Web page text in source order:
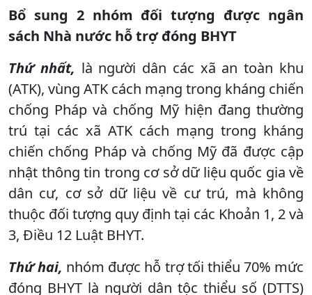
Bổ sung 2 nhóm đối tượng được ngân
sách Nhà nước hỗ trợ đóng BHYT
Thứ nhất, là người dân các xã an toàn khu
(ATK), vùng ATK cách mạng trong kháng chiến
chống Pháp và chống Mỹ hiện đang thường
trú tại các xã ATK cách mạng trong kháng
chiến chống Pháp và chống Mỹ đã được cập
nhật thông tin trong cơ sở dữ liệu quốc gia về
dân cư, cơ sở dữ liệu về cư trú, mà không
thuộc đối tượng quy định tại các Khoản 1, 2 và
3, Điều 12 Luật BHYT.
Thứ hai, nhóm được hỗ trợ tối thiểu 70% mức
đóng BHYT là người dân tộc thiểu số (DTTS)